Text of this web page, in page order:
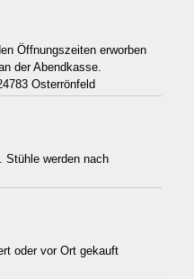
Öffnungszeiten erworben
der Abendkasse.
Osterrönfeld
Stühle werden nach
oder vor Ort gekauft